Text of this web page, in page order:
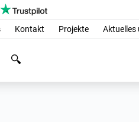
Kontakt Projekte Aktuelles